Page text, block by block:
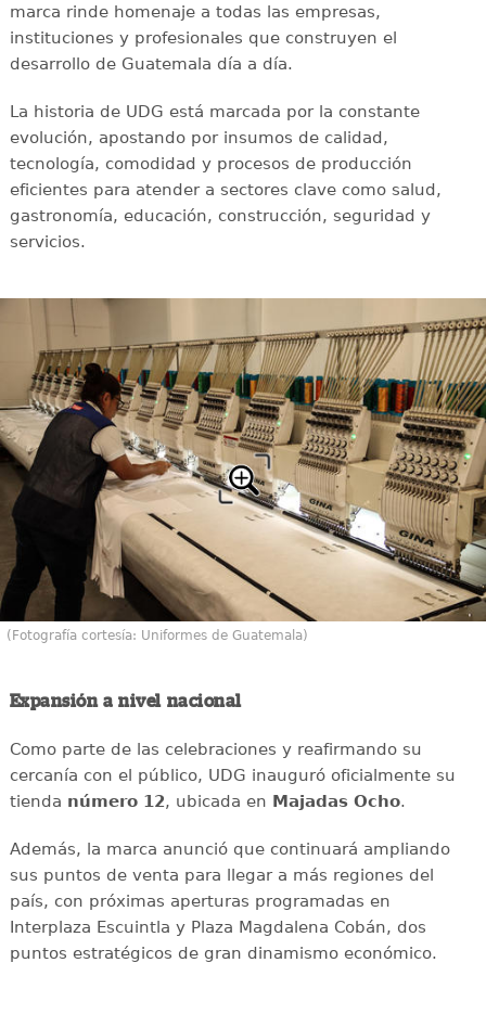
marca rinde homenaje a todas las empresas,
instituciones y profesionales que construyen el
desarrollo de Guatemala día a día.
La historia de UDG está marcada por la constante
evolución, apostando por insumos de calidad,
tecnología, comodidad y procesos de producción
eficientes para atender a sectores clave como salud,
gastronomía, educación, construcción, seguridad y
servicios.
(Fotografía cortesía: Uniformes de Guatemala)
Expansión a nivel nacional
Como parte de las celebraciones y reafirmando su
cercanía con el público, UDG inauguró oficialmente su
tienda número 12, ubicada en Majadas Ocho.
Además, la marca anunció que continuará ampliando
sus puntos de venta para llegar a más regiones del
país, con próximas aperturas programadas en
Interplaza Escuintla y Plaza Magdalena Cobán, dos
puntos estratégicos de gran dinamismo económico.